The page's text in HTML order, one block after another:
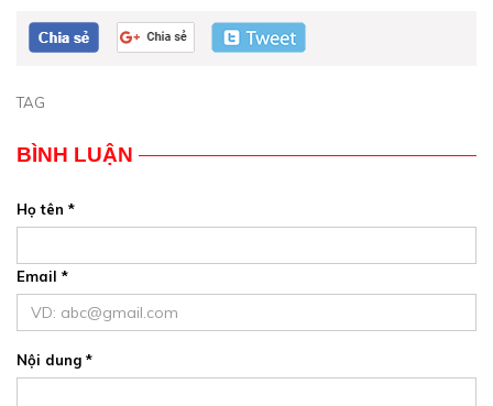
TAG
BÌNH LUẬN
Họ tên *
Email *
Nội dung *